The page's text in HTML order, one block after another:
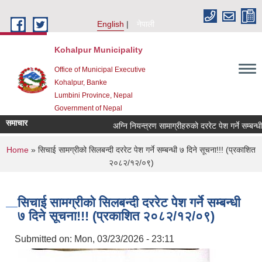
English
नेपाली
Kohalpur Municipality
Office of Municipal Executive
Kohalpur, Banke
Lumbini Province, Nepal
Government of Nepal
समाचार
You are here
Home » सिचाई सामग्रीको सिलबन्दी दररेट पेश गर्ने सम्बन्धी ७ दिने सूचना!!! (प्रकाशित
२०८२/१२/०९)
सिचाई सामग्रीको सिलबन्दी दररेट पेश गर्ने सम्बन्धी
७ दिने सूचना!!! (प्रकाशित २०८२/१२/०९)
Submitted on: Mon, 03/23/2026 - 23:11